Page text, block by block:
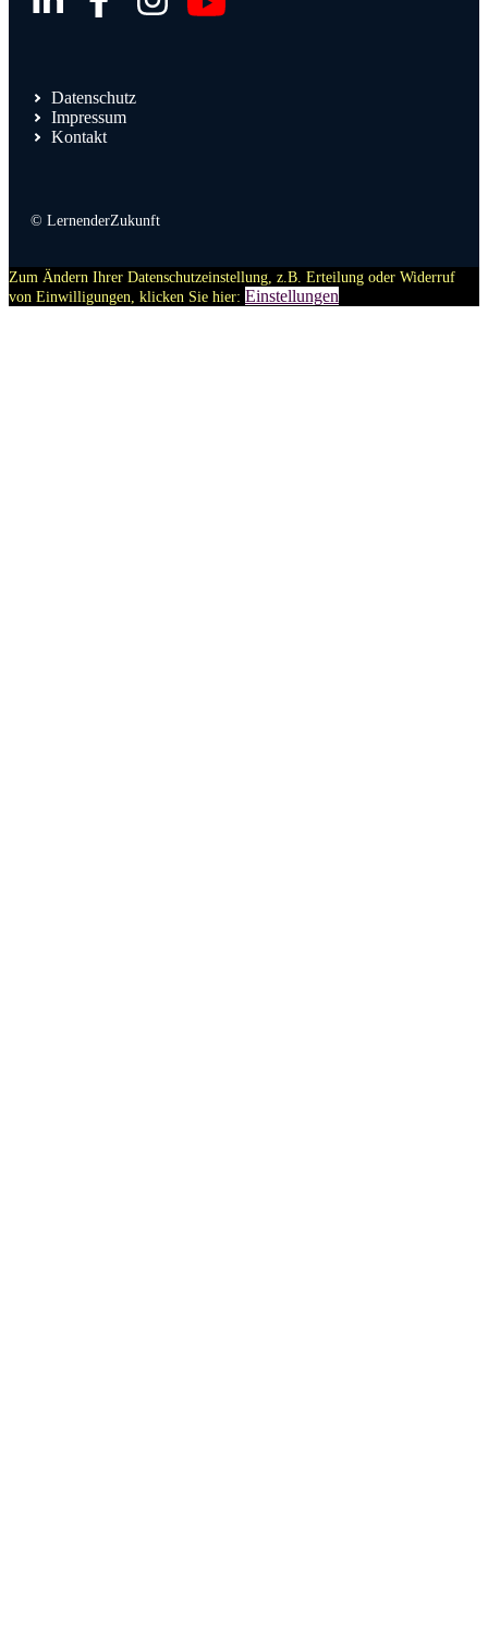
Datenschutz
Impressum
Kontakt
© LernenderZukunft
Zum Ändern Ihrer Datenschutzeinstellung, z.B. Erteilung oder Widerruf
von Einwilligungen, klicken Sie hier: Einstellungen